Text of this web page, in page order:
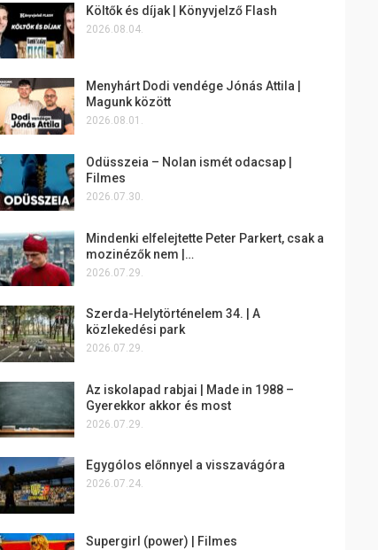
Költők és díjak | Könyvjelző Flash
2026.08.04.
Menyhárt Dodi vendége Jónás Attila |
Magunk között
2026.08.01.
Odüsszeia – Nolan ismét odacsap |
Filmes
2026.07.30.
Mindenki elfelejtette Peter Parkert, csak a
mozinézők nem |…
2026.07.29.
Szerda-Helytörténelem 34. | A
közlekedési park
2026.07.29.
Az iskolapad rabjai | Made in 1988 –
Gyerekkor akkor és most
2026.07.29.
Egygólos előnnyel a visszavágóra
2026.07.24.
Supergirl (power) | Filmes